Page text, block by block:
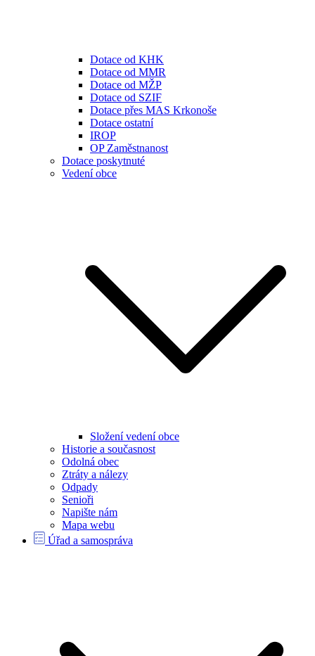
Dotace od KHK
Dotace od MMR
Dotace od MŽP
Dotace od SZIF
Dotace přes MAS Krkonoše
Dotace ostatní
IROP
OP Zaměstnanost
Dotace poskytnuté
Vedení obce
Složení vedení obce
Historie a současnost
Odolná obec
Ztráty a nálezy
Odpady
Senioři
Napište nám
Mapa webu
Úřad a samospráva